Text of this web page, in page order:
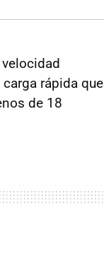
rápida que
de 18